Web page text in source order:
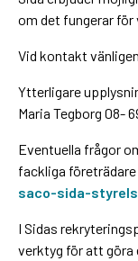
om det fungerar för
Vid kontakt
Ytterligare
Maria Tegborg 08-
Eventuella frågor
fackliga
saco-sida-
I Sidas
verktyg för att göra